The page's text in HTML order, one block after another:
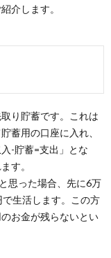
介します。
り貯蓄です。これは
蓄用の口座に入れ、
-貯蓄=支出」とな
す。
思った場合、先に6万
生活します。この方
お金が残らないとい